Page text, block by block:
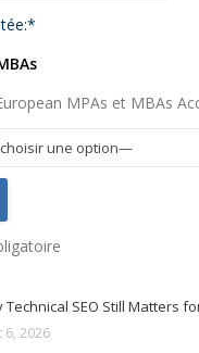
MPAs et MBAs
Technical SEO Still Matters
6, 2026